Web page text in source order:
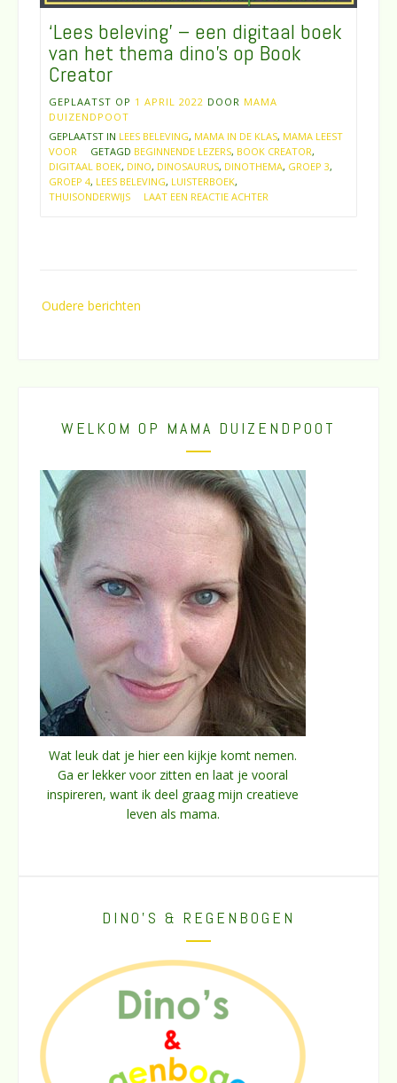
‘Lees beleving’ – een digitaal boek
van het thema dino’s op Book
Creator
GEPLAATST OP 1 APRIL 2022 DOOR MAMA
DUIZENDPOOT
GEPLAATST IN LEES BELEVING, MAMA IN DE KLAS, MAMA LEEST
VOOR
GETAGD BEGINNENDE LEZERS, BOOK CREATOR,
DIGITAAL BOEK, DINO, DINOSAURUS, DINOTHEMA, GROEP 3,
GROEP 4, LEES BELEVING, LUISTERBOEK,
THUISONDERWIJS
LAAT EEN REACTIE ACHTER
Berichtennavigatie
Oudere berichten
WELKOM OP MAMA DUIZENDPOOT
Wat leuk dat je hier een kijkje komt nemen.
Ga er lekker voor zitten en laat je vooral
inspireren, want ik deel graag mijn creatieve
leven als mama.
DINO’S & REGENBOGEN